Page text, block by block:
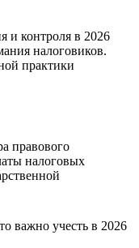
и контроля в 2026
налоговиков.
практики
правового
налоговых
важно учесть в 2026